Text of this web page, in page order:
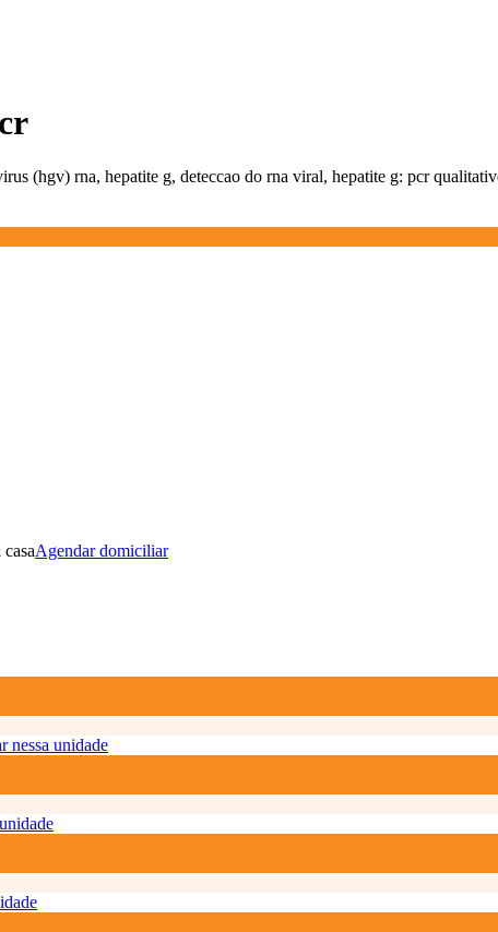
(hgv) rna, hepatite g, deteccao do rna viral, hepatite g: pcr
Agendar domiciliar
nessa unidade